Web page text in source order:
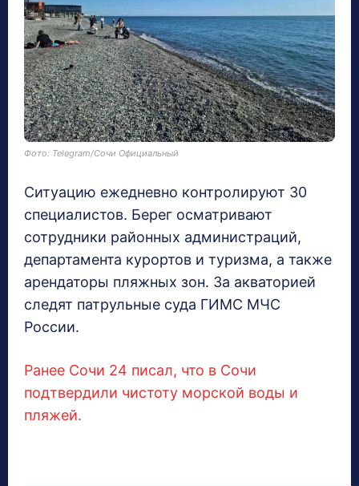
Фото: Telegram/Сочи Официальный
Ситуацию ежедневно контролируют 30
специалистов. Берег осматривают
сотрудники районных администраций,
департамента курортов и туризма, а также
арендаторы пляжных зон. За акваторией
следят патрульные суда ГИМС МЧС
России.
Ранее Сочи 24 писал, что в Сочи
подтвердили чистоту морской воды и
пляжей.